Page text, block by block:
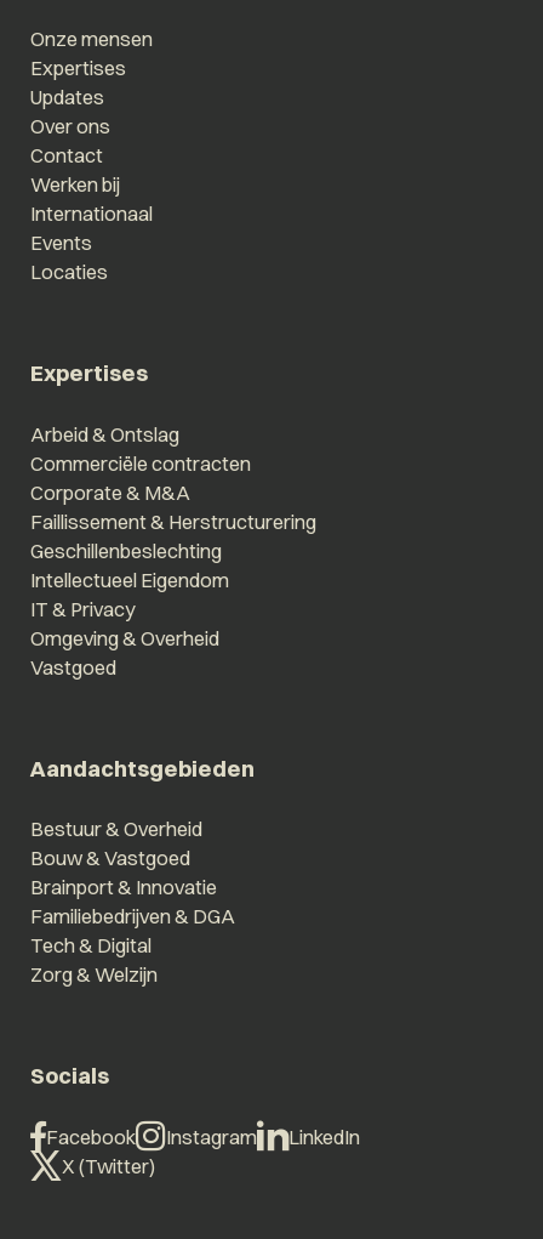
Onze mensen
Expertises
Updates
Over ons
Contact
Werken bij
Internationaal
Events
Locaties
Expertises
Arbeid & Ontslag
Commerciële contracten
Corporate & M&A
Faillissement & Herstructurering
Geschillenbeslechting
Intellectueel Eigendom
IT & Privacy
Omgeving & Overheid
Vastgoed
Aandachtsgebieden
Bestuur & Overheid
Bouw & Vastgoed
Brainport & Innovatie
Familiebedrijven & DGA
Tech & Digital
Zorg & Welzijn
Socials
Facebook Instagram
LinkedIn
X (Twitter)